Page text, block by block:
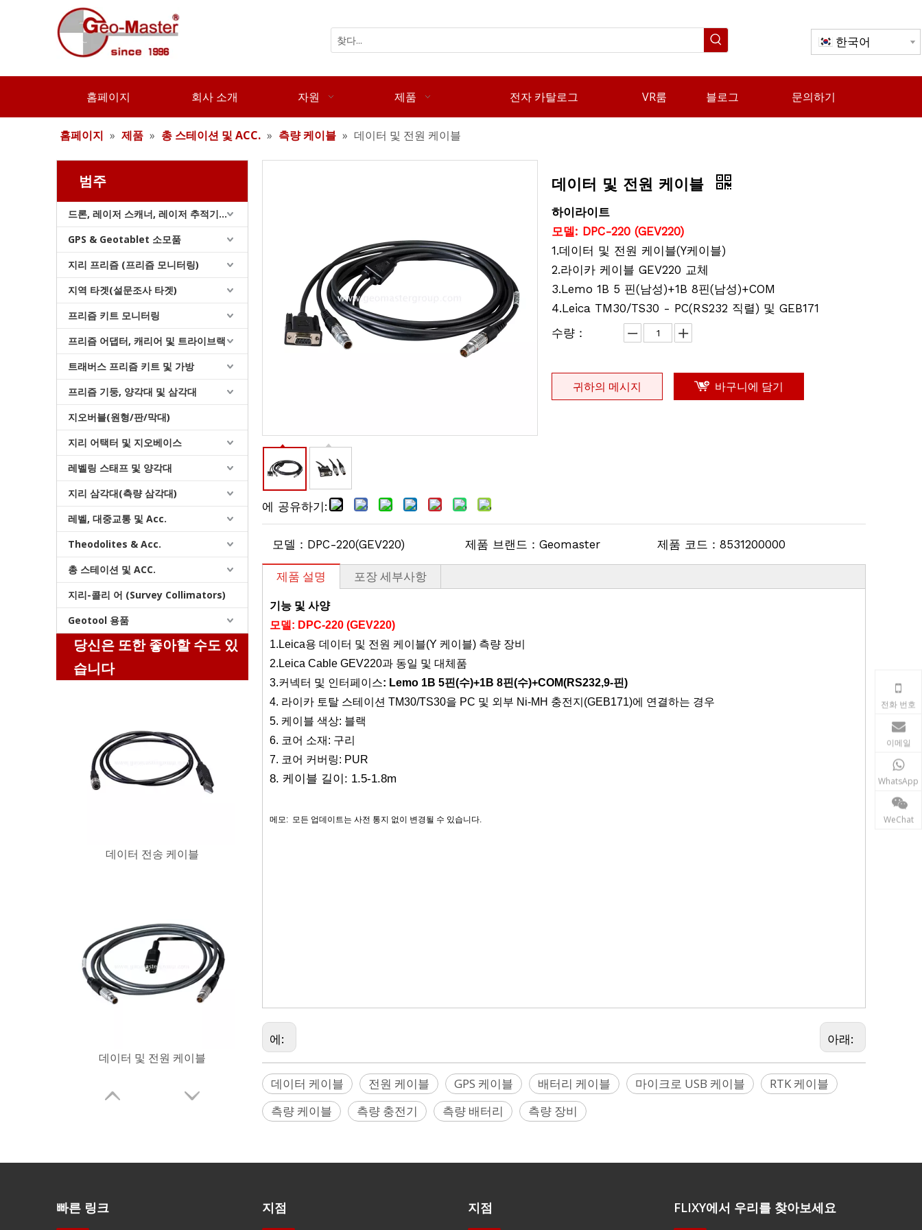
한국어
홈페이지 회사 소개 자원 제품 전자 카탈로그 VR룸 블로그 문의하기
홈페이지 » 제품 » 총 스테이션 및 ACC. » 측량 케이블 » 데이터 및 전원 케이블
범주
드론, 레이저 스캐너, 레이저 추적기 및 슬램
GPS & Geotablet 소모품
지리 프리즘 (프리즘 모니터링)
지역 타겟(설문조사 타겟)
프리즘 키트 모니터링
프리즘 어댑터, 캐리어 및 트라이브랙
트래버스 프리즘 키트 및 가방
프리즘 기둥, 양각대 및 삼각대
지오버블(원형/판/막대)
지리 어택터 및 지오베이스
레벨링 스태프 및 양각대
지리 삼각대(측량 삼각대)
레벨, 대중교통 및 Acc.
Theodolites & Acc.
총 스테이션 및 ACC.
지리-콜리 어 (Survey Collimators)
Geotool 용품
당신은 또한 좋아할 수도 있
습니다
데이터 전송 케이블
데이터 전송 케이블
데이터 전송 케이블
데이터 전송 케이블
에 공유하기:
데이터 및 전원 케이블
하이라이트
모델: DPC-220 (GEV220)
1.데이터 및 전원 케이블(Y케이블)
2.라이카 케이블 GEV220 교체
3.Lemo 1B 5 핀(남성)+1B 8핀(남성)+COM
4.Leica TM30/TS30 - PC(RS232 직렬) 및 GEB171
수량：
귀하의 메시지 바구니에 담기
모델： DPC-220(GEV220) 제품 브랜드： Geomaster 제품 코드： 8531200000
제품 설명 포장 세부사항
기능 및 사양
모델: DPC-220 (GEV220)
1.Leica용 데이터 및 전원 케이블(Y 케이블) 측량 장비
2.Leica Cable GEV220과 동일 및 대체품
3.커넥터 및 인터페이스: Lemo 1B 5핀(수)+1B 8핀(수)+COM(RS232,9-핀)
4. 라이카 토탈 스테이션 TM30/TS30을 PC 및 외부 Ni-MH 충전지(GEB171)에 연결하는 경우
5. 케이블 색상: 블랙
6. 코어 소재: 구리
7. 코어 커버링: PUR
8. 케이블 길이: 1.5-1.8m
메모: 모든 업데이트는 사전 통지 없이 변경될 수 있습니다.
에: 아래:
데이터 케이블 전원 케이블 GPS 케이블 배터리 케이블 마이크로 USB 케이블
RTK 케이블
측량 케이블
측량 충전기 측량 배터리 측량 장비
빠른 링크
전화 번호
이메일
WhatsApp
WeChat
지점 지점 FLIXY에서 우리를 찾아보세요